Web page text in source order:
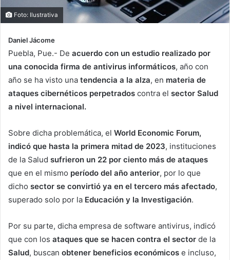
Foto: Ilustrativa
Daniel Jácome
Puebla, Pue.- De acuerdo con un estudio realizado por
una conocida firma de antivirus informáticos, año con
año se ha visto una tendencia a la alza, en materia de
ataques cibernéticos perpetrados contra el sector Salud
a nivel internacional.
Sobre dicha problemática, el World Economic Forum,
indicó que hasta la primera mitad de 2023, instituciones
de la Salud sufrieron un 22 por ciento más de ataques
que en el mismo período del año anterior, por lo que
dicho sector se convirtió ya en el tercero más afectado,
superado solo por la Educación y la Investigación.
Por su parte, dicha empresa de software antivirus, indicó
que con los ataques que se hacen contra el sector de la
Salud, buscan obtener beneficios económicos e incluso,